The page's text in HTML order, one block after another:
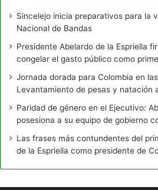
Sincelejo inicia preparativos para la
Nacional de Bandas
Presidente Abelardo de la Espriella
congelar el gasto público como
Jornada dorada para Colombia en
Levantamiento de pesas y natación
Paridad de género en el Ejecutivo:
posesiona a su equipo de gobierno
Las frases más contundentes del
de la Espriella como presidente de